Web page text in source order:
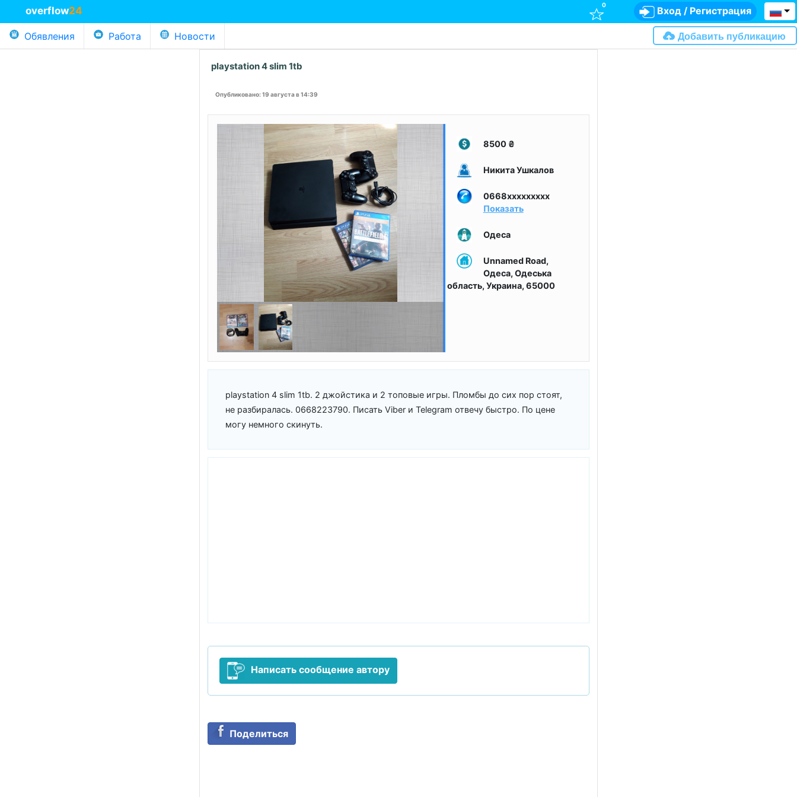
overflow24 0 Вход / Регистрация
Обявления Работа Новости Добавить публикацию
playstation 4 slim 1tb
Опубликовано: 19 августа в 14:39
8500 ₴
Никита Ушкалов
0668xxxxxxxxx
Показать
Одеса
Unnamed Road,
Одеса, Одеська
область, Украина, 65000
playstation 4 slim 1tb. 2 джойстика и 2 топовые игры. Пломбы до сих пор стоят,
не разбиралась. 0668223790. Писать Viber и Telegram отвечу быстро. По цене
могу немного скинуть.
Написать сообщение автору
Поделиться